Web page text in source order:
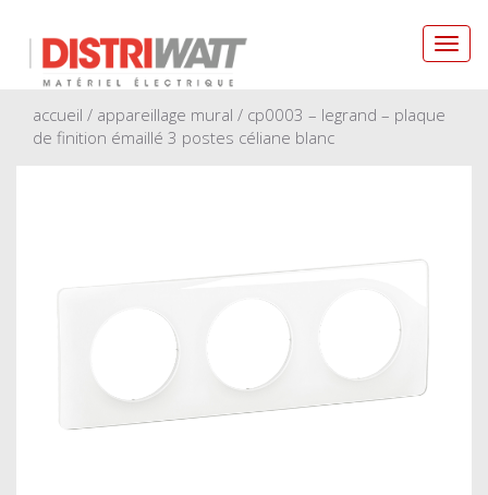
accueil / appareillage mural / cp0003 – legrand – plaque
de finition émaillé 3 postes céliane blanc